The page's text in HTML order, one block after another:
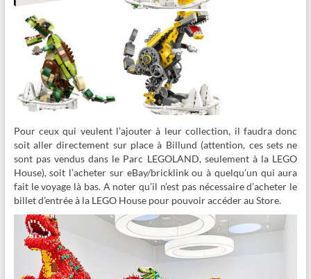
Pour ceux qui veulent l’ajouter à leur collection, il faudra donc
soit aller directement sur place à Billund (attention, ces sets ne
sont pas vendus dans le Parc LEGOLAND, seulement à la LEGO
House), soit l’acheter sur eBay/bricklink ou à quelqu’un qui aura
fait le voyage là bas. A noter qu’il n’est pas nécessaire d’acheter le
billet d’entrée à la LEGO House pour pouvoir accéder au Store.